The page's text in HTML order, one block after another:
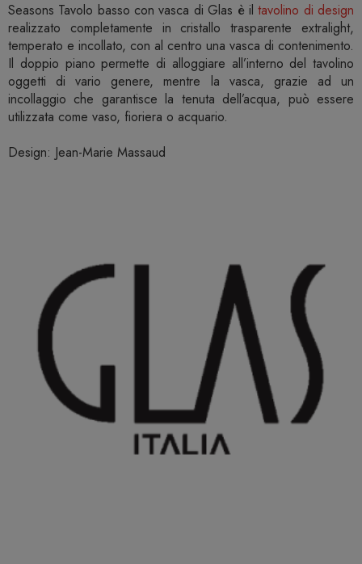
Seasons Tavolo basso con vasca di Glas è iltavolino di design
realizzato completamente in cristallo trasparente extralight,
temperato e incollato, con al centro una vasca di contenimento.
Il doppio piano permette di alloggiare all’interno del tavolino
oggetti di vario genere, mentre la vasca, grazie ad un
incollaggio che garantisce la tenuta dell’acqua, può essere
utilizzata come vaso, fioriera o acquario.
Design: Jean-Marie Massaud